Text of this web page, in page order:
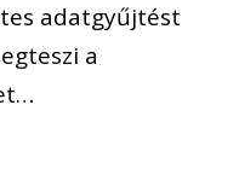
adatgyűjtést
a